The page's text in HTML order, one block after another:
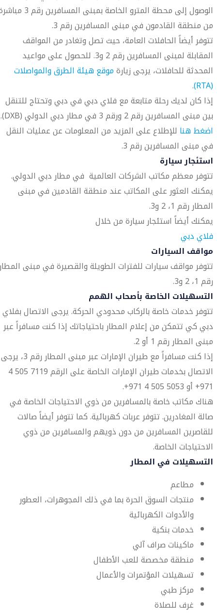
الوصول إلى محطة المترو الخاصة بمبنى المسافرين
من منطقة القادمون في مبنى المسافرين رقم 3.
تتوفر أيضاً الحافلات العامة، حيث تصل وتغادر من المواقف
المقابلة لمبنى المسافرين رقم 2 و3. للحصول على مواعيد
المحدثة للحافلات، يرجى زيارةموقع هيئة الطرق والمواصلات
(RTA)
.
إذا كان لديك رحلة متابعة مع فلاي دبي في دبي وتحتاج للتنقل
بين مبنى المسافرين رقم 2 ورقم 3 في مطار دبي الدولي (DXB).
اضغط هنا للإطلاع على المزيد من المعلومات عن عمليات النقل
في مبنى المسافرين رقم 3.
استئجار سيارة
تتوفر معظم مكاتب الشركات العالمية في مطار دبي الدولي.
يمكنك العثور على المكاتب عند منطقة القادمين في مبنى
المطار رقم 1، 2 و3.
يمكنك أيضاً استئجار سيارة من خلال
فلاي دبي
مواقف السيارات
تتوفر مواقف سيارات للفترات الطويلة والقصيرة في مبنى
رقم 1، 2 و3.
التسهيلات الخاصة بأصحاب الهمم
تتوفر خدمات خاصة بالركاب محدودي الحركة. يرجى الاتصال بفلاي
دبي كي تتمكن من إعلام المطار باحتياجاتك إذا كنت مسافراً عبر
مبنى المطار رقم 1 أو 2.
إذا كنت مسافراً مع طيران الإمارات عبر مبنى المطار رقم 3، يرجى
الاتصال بخدمات طيران الإمارات الخاصة على الرقم 7119 505 4
971+ أو 5053 505 4 971+.
هناك مكاتب خاصة بالمسافرين من ذوي الاحتياجات الخاصة في
صالة المغادرين. تتوفر عربات كهربائية. كما تتوفر أيضاً صالات
للقاصرين المسافرين من دون ذويهم والمسافرين من ذوي
الاحتياجات الخاصة.
التسهيلات في المطار
مطاعم
منتجات السوق الحرة بما في ذلك المجوهرات، العطور
والأدوات الكهربائية
خدمات بنكية
ماكينات صراف آلي
منطقة مخصصة للعب الأطفال
تسهيلات المؤتمرات والأعمال
مركز طبي
غرف للصلاة